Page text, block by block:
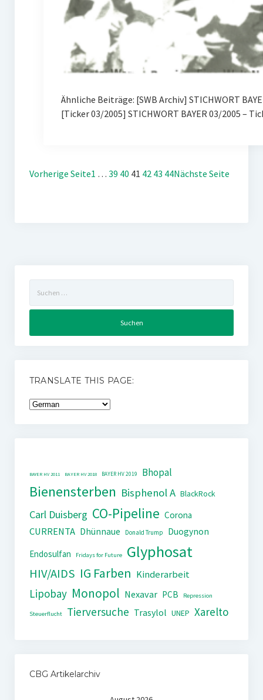
Ähnliche Beiträge: [SWB Archiv] STICHWORT
[Ticker 03/2005] STICHWORT BAYER 03/2005 –
Vorherige Seite1 … 39 40 41 42 43 44Nächste Seite
nach:
TRANSLATE THIS PAGE:
BAYER HV 2011 BAYER HV 2018 BAYER HV 2019 Bhopal
Bienensterben Bisphenol A BlackRock
Carl Duisberg CO-Pipeline Corona
CURRENTA Dhünnaue Donald Trump
Duogynon
Endosulfan
Fridays for Future Glyphosat
HIV/AIDS IG Farben Kinderarbeit
Lipobay Monopol Nexavar PCB Repression
Steuerflucht Tierversuche Trasylol UNEP Xarelto
CBG Artikelarchiv